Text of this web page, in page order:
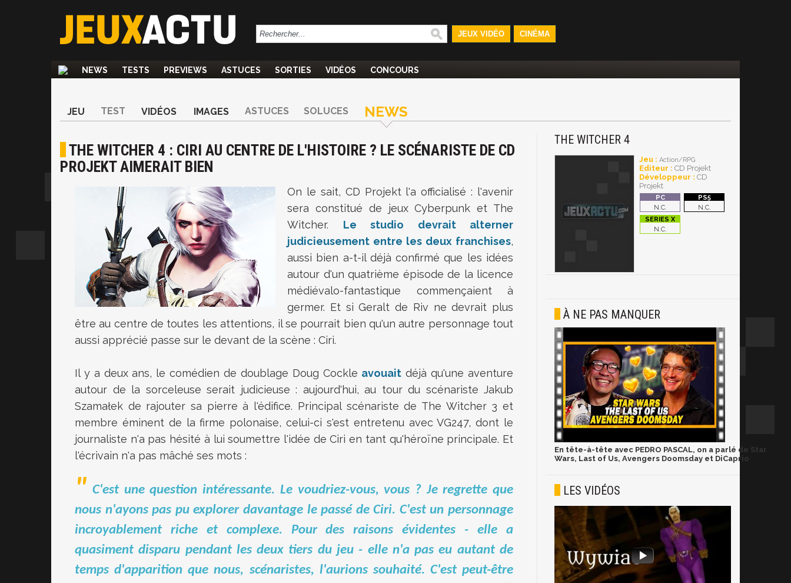
JEUX VIDÉO CINÉMA
NEWS TESTS PREVIEWS ASTUCES SORTIES VIDÉOS CONCOURS
JEU TEST VIDÉOS IMAGES ASTUCES SOLUCES NEWS
THE WITCHER 4 : CIRI AU CENTRE DE L'HISTOIRE ? LE SCÉNARISTE DE CD
PROJEKT AIMERAIT BIEN
On le sait, CD Projekt l'a officialisé : l'avenir
sera constitué de jeux Cyberpunk et The
Witcher. Le studio devrait alterner
judicieusement entre les deux franchises,
aussi bien a-t-il déjà confirmé que les idées
autour d'un quatrième épisode de la licence
médiévalo-fantastique commençaient à
germer. Et si Geralt de Riv ne devrait plus
être au centre de toutes les attentions, il se pourrait bien qu'un autre personnage tout
aussi apprécié passe sur le devant de la scène : Ciri.
Il y a deux ans, le comédien de doublage Doug Cockle avouait déjà qu'une aventure
autour de la sorceleuse serait judicieuse : aujourd'hui, au tour du scénariste Jakub
Szamałek de rajouter sa pierre à l'édifice. Principal scénariste de The Witcher 3 et
membre éminent de la firme polonaise, celui-ci s'est entretenu avec VG247, dont le
journaliste n'a pas hésité à lui soumettre l'idée de Ciri en tant qu'héroïne principale. Et
l'écrivain n'a pas mâché ses mots :
C'est une question intéressante. Le voudriez-vous, vous ? Je regrette que
nous n'ayons pas pu explorer davantage le passé de Ciri. C'est un personnage
incroyablement riche et complexe. Pour des raisons évidentes - elle a
quasiment disparu pendant les deux tiers du jeu - elle n'a pas eu autant de
temps d'apparition que nous, scénaristes, l'aurions souhaité. C'est peut-être
THE WITCHER 4
Jeu : Action/RPG
Editeur : CD Projekt
Développeur : CD
Projekt
N.C. N.C.
N.C.
À NE PAS MANQUER
En tête-à-tête avec PEDRO PASCAL, on a parlé de Star
Wars, Last of Us, Avengers Doomsday et DiCaprio
LES VIDÉOS